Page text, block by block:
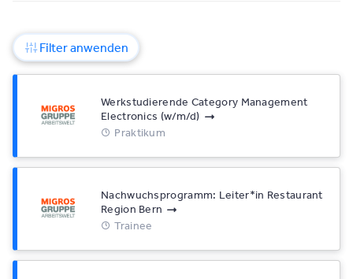
Filter anwenden
Werkstudierende Category Management
Electronics (w/​m/​d)
Praktikum
Nachwuchsprogramm: Leiter*​in Restaurant
Region Bern
Trainee